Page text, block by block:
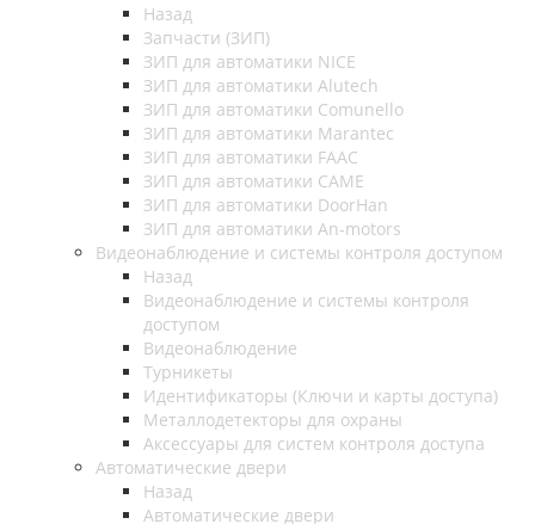
Назад
Запчасти (ЗИП)
ЗИП для автоматики NICE
ЗИП для автоматики Alutech
ЗИП для автоматики Comunello
ЗИП для автоматики Marantec
ЗИП для автоматики FAAC
ЗИП для автоматики CAME
ЗИП для автоматики DoorHan
ЗИП для автоматики An-motors
Видеонаблюдение и системы контроля доступом
Назад
Видеонаблюдение и системы контроля
доступом
Видеонаблюдение
Турникеты
Идентификаторы (Ключи и карты доступа)
Металлодетекторы для охраны
Аксессуары для систем контроля доступа
Автоматические двери
Назад
Автоматические двери